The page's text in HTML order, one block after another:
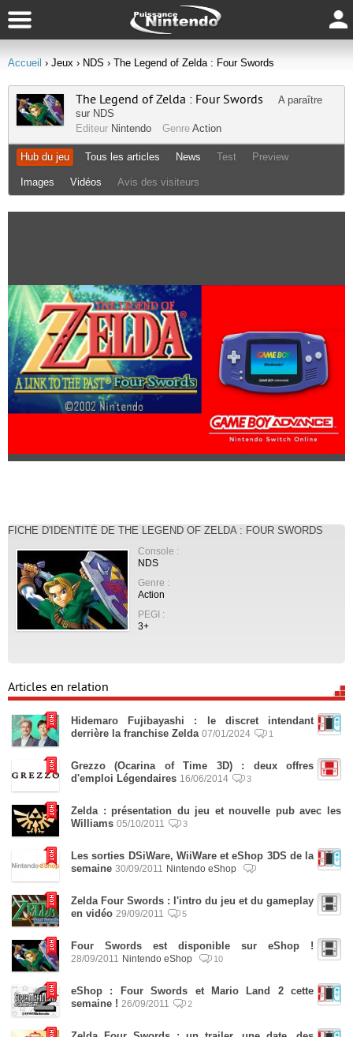
Accueil › Jeux › NDS › The Legend of Zelda : Four Swords
The Legend of Zelda : Four Swords
A paraître
sur NDS
Editeur Nintendo Genre Action
Hub du jeu Tous les articles News Test Preview
Images Vidéos Avis des visiteurs
FICHE D'IDENTITÉ DE THE LEGEND OF ZELDA : FOUR SWORDS
Console :
NDS
Genre :
Action
PEGI :
3+
Articles en relation
Hidemaro Fujibayashi : le discret intendant
derrière la franchise Zelda 07/01/2024 1
Grezzo (Ocarina of Time 3D) : deux offres
d'emploi Légendaires 16/06/2014 3
Zelda : présentation du jeu et nouvelle pub avec les
Williams 05/10/2011 3
Les sorties DSiWare, WiiWare et eShop 3DS de la
semaine 30/09/2011 Nintendo eShop
Zelda Four Swords : l'intro du jeu et du gameplay
en vidéo 29/09/2011 5
Four Swords est disponible sur eShop !
28/09/2011 Nintendo eShop 10
eShop : Four Swords et Mario Land 2 cette
semaine ! 26/09/2011 2